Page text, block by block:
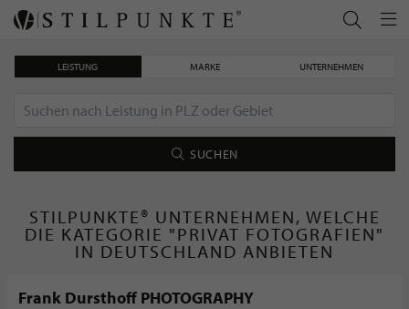
LEISTUNG MARKE UNTERNEHMEN
SUCHEN
STILPUNKTE® UNTERNEHMEN, WELCHE
DIE KATEGORIE "PRIVAT FOTOGRAFIEN"
IN DEUTSCHLAND ANBIETEN
Frank Dursthoff PHOTOGRAPHY